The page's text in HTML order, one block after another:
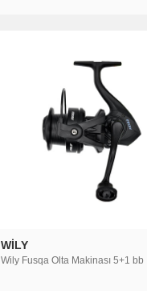
WILY
Wily Fusqa Olta Makinası 5+1 bb